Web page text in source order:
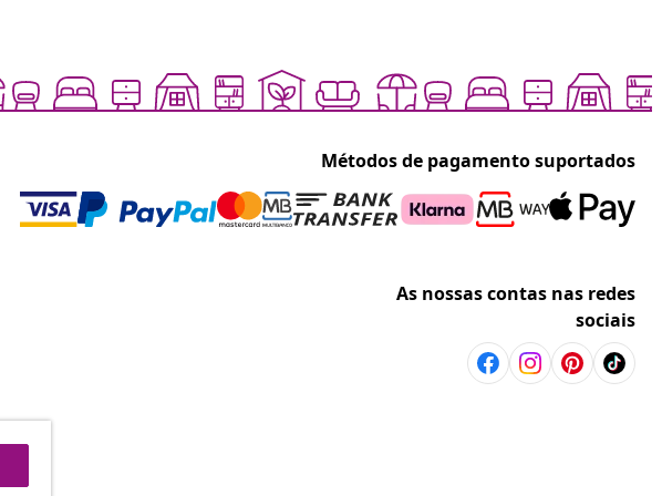
Métodos de pagamento suportados
As nossas contas nas redes
sociais